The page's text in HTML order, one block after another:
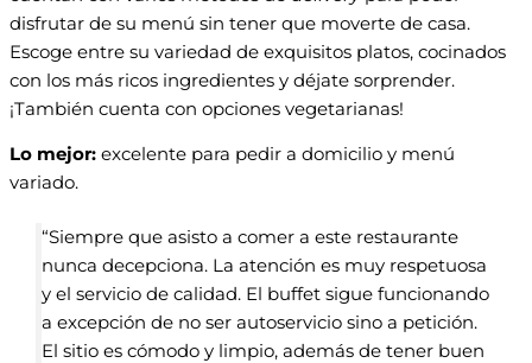
disfrutar de su menú sin tener que moverte de casa.
Escoge entre su variedad de exquisitos platos, cocinados
con los más ricos ingredientes y déjate sorprender.
¡También cuenta con opciones vegetarianas!
Lo mejor: excelente para pedir a domicilio y menú
variado.
“Siempre que asisto a comer a este restaurante
nunca decepciona. La atención es muy respetuosa
y el servicio de calidad. El buffet sigue funcionando
a excepción de no ser autoservicio sino a petición.
El sitio es cómodo y limpio, además de tener buen